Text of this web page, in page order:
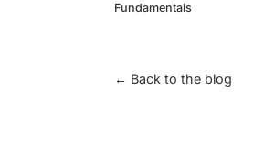
Fundamentals
← Back to the blog